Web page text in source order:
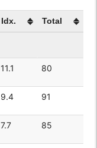
Idx. Total
11.1 80
9.4 91
7.7 85